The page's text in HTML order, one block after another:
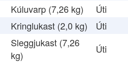
Kúluvarp (7,26 kg)
Úti
Kringlukast (2,0 kg)
Úti
Sleggjukast (7,26
kg)
Úti